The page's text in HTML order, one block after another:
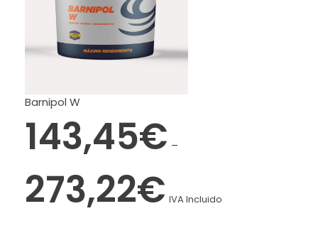
Barnipol W
143,45€ –
273,22€ IVA Incluido